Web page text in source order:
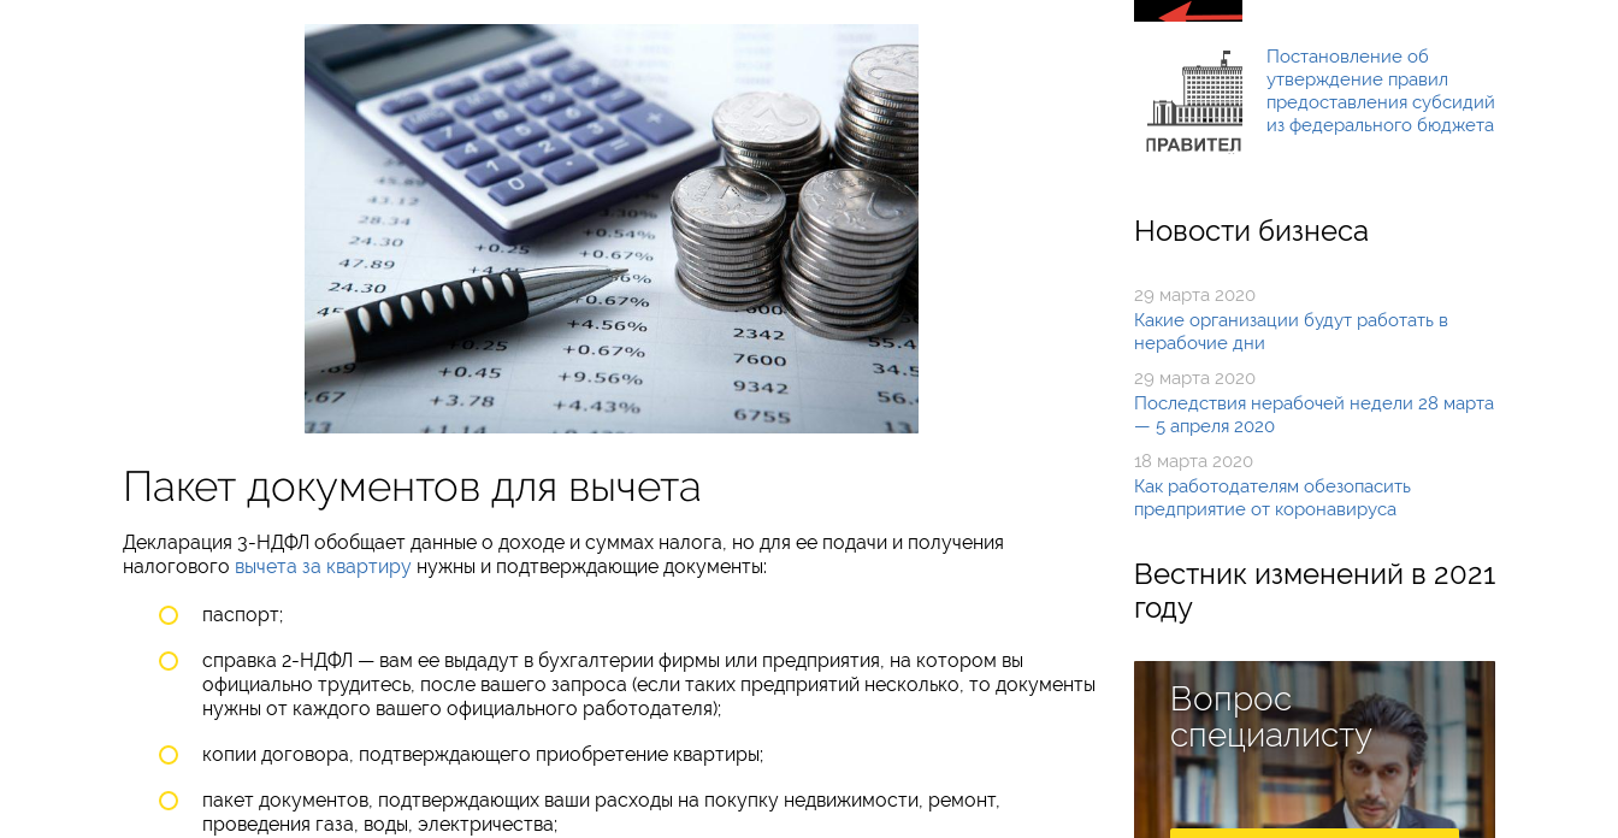
Пакет документов для вычета
Декларация 3-НДФЛ обобщает данные о доходе и суммах налога, но для ее подачи и получения
налогового вычета за квартиру нужны и подтверждающие документы:
паспорт;
справка 2-НДФЛ — вам ее выдадут в бухгалтерии фирмы или предприятия, на котором вы
официально трудитесь, после вашего запроса (если таких предприятий несколько, то документы
нужны от каждого вашего официального работодателя);
копии договора, подтверждающего приобретение квартиры;
пакет документов, подтверждающих ваши расходы на покупку недвижимости, ремонт,
проведения газа, воды, электричества;
Постановление об
утверждение правил
предоставления субсидий
из федерального бюджета
Новости бизнеса
29 марта 2020
Какие организации будут работать в
нерабочие дни
29 марта 2020
Последствия нерабочей недели 28 марта
— 5 апреля 2020
18 марта 2020
Как работодателям обезопасить
предприятие от коронавируса
Вестник изменений в 2021
году
Вопрос
специалисту